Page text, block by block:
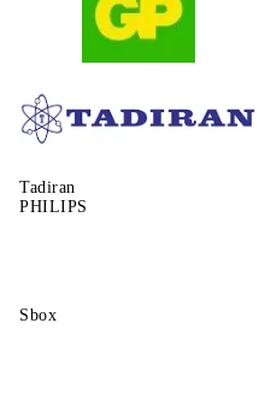
Tadiran
PHILIPS
Sbox